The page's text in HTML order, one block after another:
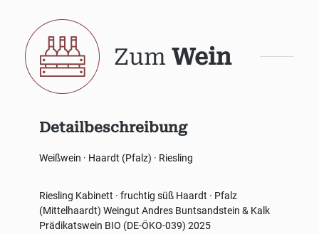
Zum Wein
Detailbeschreibung
Weißwein · Haardt (Pfalz) · Riesling
Riesling Kabinett · fruchtig süß Haardt · Pfalz
(Mittelhaardt) Weingut Andres Buntsandstein & Kalk
Prädikatswein BIO (DE-ÖKO-039) 2025